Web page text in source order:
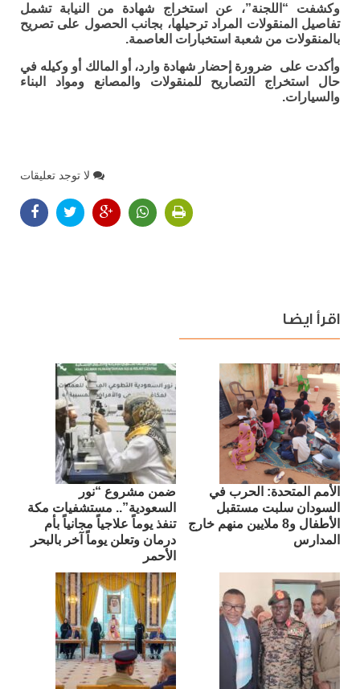
وكشفت “اللجنة”، عن استخراج شهادة من النيابة تشمل
تفاصيل المنقولات المراد ترحيلها، بجانب الحصول على تصريح
بالمنقولات من شعبة استخبارات العاصمة.
وأكدت على ضرورة إحضار شهادة وارد، أو المالك أو وكيله في
حال استخراج التصاريح للمنقولات والمصانع ومواد البناء
والسيارات.
لا توجد تعليقات
اقرأ ايضا
الأمم المتحدة: الحرب في
السودان سلبت مستقبل
الأطفال و8 ملايين منهم خارج
المدارس
ضمن مشروع “نور
السعودية”.. مستشفيات مكة
تنفذ يوماً علاجياً مجانياً بأم
درمان وتعلن يوماً آخر بالبحر
الأحمر